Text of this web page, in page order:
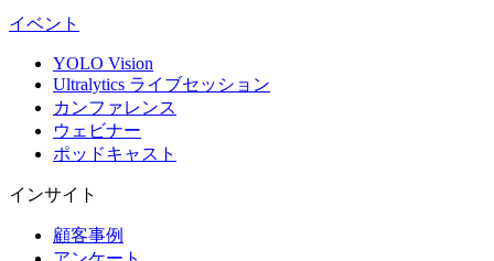
イベント
YOLO Vision
Ultralytics ライブセッション
カンファレンス
ウェビナー
ポッドキャスト
インサイト
顧客事例